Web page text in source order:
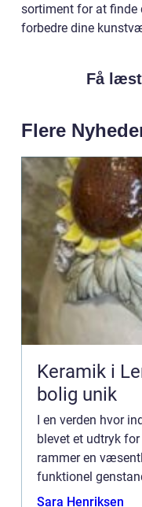
sortiment for at finde
forbedre dine
Få
Flere
Keramik i
bolig unik
I en verden hvor
blevet et udtryk
rammer en
funktionel
æstetiske i ethvert
Sara Henriksen